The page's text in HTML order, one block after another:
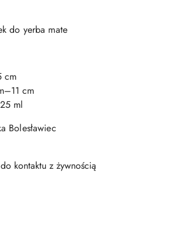
do yerba mate
cm
cm
ml
Bolesławiec
kontaktu z żywnością